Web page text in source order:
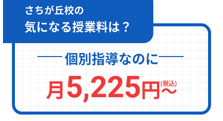
さちが丘校の
気になる授業料は？
個別指導なのに
月5,225円〜
(税込)